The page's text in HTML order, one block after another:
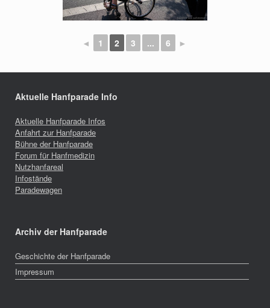
◄ 1 2 3 ... 6 ►
Aktuelle Hanfparade Info
Aktuelle Hanfparade Infos
Anfahrt zur Hanfparade
Bühne der Hanfparade
Forum für Hanfmedizin
Nutzhanfareal
Infostände
Paradewagen
Archiv der Hanfparade
Geschichte der Hanfparade
Impressum